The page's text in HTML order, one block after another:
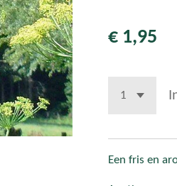
€ 1,95
Een fris en